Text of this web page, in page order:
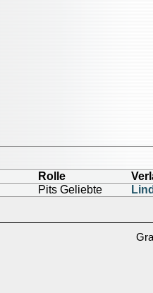
Rolle
Pits Geliebte